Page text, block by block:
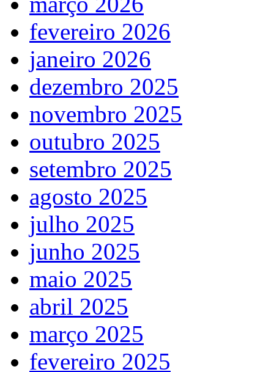
fevereiro 2026
janeiro 2026
dezembro 2025
novembro 2025
outubro 2025
setembro 2025
agosto 2025
julho 2025
junho 2025
maio 2025
abril 2025
março 2025
fevereiro 2025